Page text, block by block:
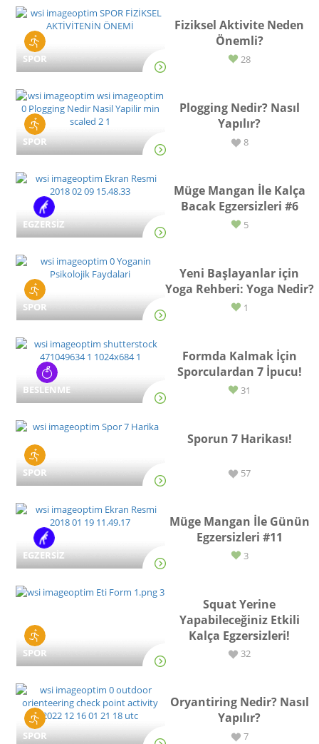
SPOR
Fiziksel Aktivite Neden
Önemli?
28
SPOR
Plogging Nedir? Nasıl
Yapılır?
8
EGZERSİZ
Müge Mangan İle Kalça
Bacak Egzersizleri #6
5
SPOR
Yeni Başlayanlar için
Yoga Rehberi: Yoga Nedir?
1
BESLENME
Formda Kalmak İçin
Sporculardan 7 İpucu!
31
SPOR
Sporun 7 Harikası!
57
EGZERSİZ
Müge Mangan İle Günün
Egzersizleri #11
3
SPOR
Squat Yerine
Yapabileceğiniz Etkili
Kalça Egzersizleri!
32
SPOR
Oryantiring Nedir? Nasıl
Yapılır?
7